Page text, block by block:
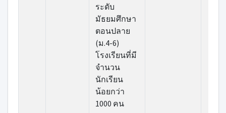
ระดับ
มัธยมศึกษา
ตอนปลาย
(ม.4-6)
โรงเรียนที่มี
จำนวน
นักเรียน
น้อยกว่า
1000 คน